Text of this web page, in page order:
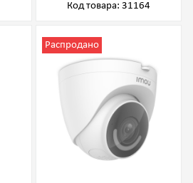
Код товара: 31164
Распродано